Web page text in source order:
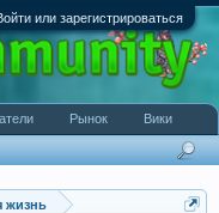
или зарегистрироваться
жизнь
Рынок Вики